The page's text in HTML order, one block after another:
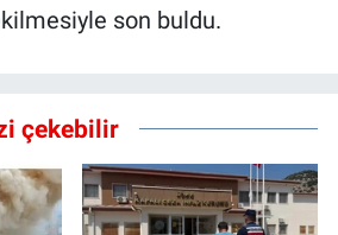
son buldu.
çekebilir